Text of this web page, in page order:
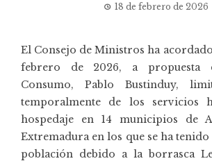
18 de febrero de 2026
El Consejo de Ministros ha
febrero de 2026, a propuesta
Consumo, Pablo Bustinduy,
temporalmente de los servicios
hospedaje en 14 municipios de
Extremadura en los que se ha
población debido a la borrasca